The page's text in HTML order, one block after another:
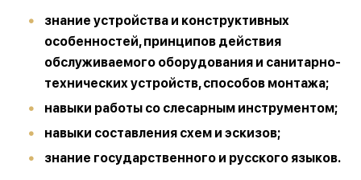
знание устройства и конструктивных
особенностей, принципов действия
обслуживаемого оборудования и санитарно-
технических устройств, способов монтажа;
навыки работы со слесарным инструментом;
навыки составления схем и эскизов;
знание государственного и русского языков.